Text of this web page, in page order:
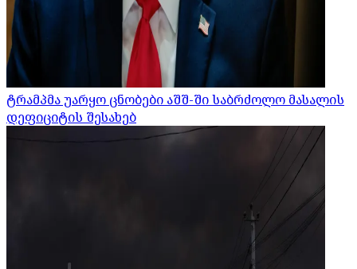
ტრამპმა უარყო ცნობები აშშ-ში საბრძოლო მასალის
დეფიციტის შესახებ